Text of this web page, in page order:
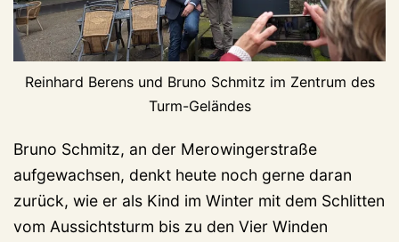
Reinhard Berens und Bruno Schmitz im Zentrum des
Turm-Geländes
Bruno Schmitz, an der Merowingerstraße
aufgewachsen, denkt heute noch gerne daran
zurück, wie er als Kind im Winter mit dem Schlitten
vom Aussichtsturm bis zu den Vier Winden